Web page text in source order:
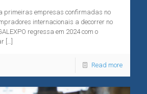
primeiras empresas confirmadas no
internacionais a decorrer no
regressa em 2024 com o
[…]
Read more